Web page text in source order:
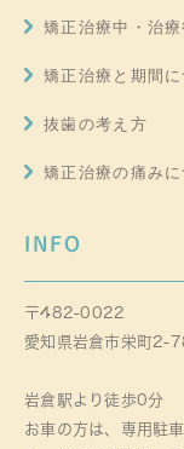
矯正治療中・治
矯正治療と期間に
抜歯の考え方
矯正治療の痛みに
INFO
〒482-0022
愛知県岩倉市栄町2-
岩倉駅より徒歩0分
お車の方は、専用駐